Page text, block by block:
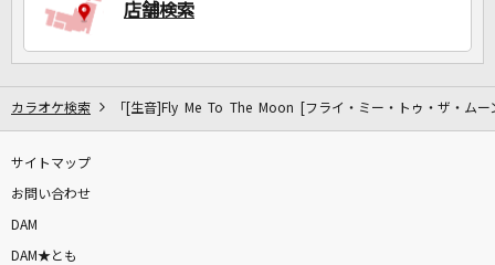
店舗検索
カラオケ検索 「[生音]Fly Me To The Moon [フライ・ミー・トゥ・ザ・ムー
サイトマップ
お問い合わせ
DAM
DAM★とも